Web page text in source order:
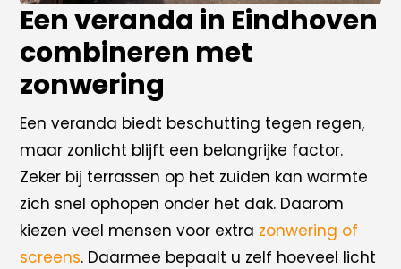
Een veranda in Eindhoven
combineren met
zonwering
Een veranda biedt beschutting tegen regen,
maar zonlicht blijft een belangrijke factor.
Zeker bij terrassen op het zuiden kan warmte
zich snel ophopen onder het dak. Daarom
kiezen veel mensen voor extra zonwering of
screens. Daarmee bepaalt u zelf hoeveel licht